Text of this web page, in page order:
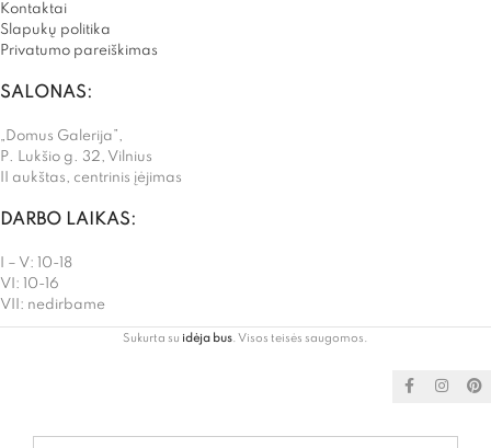
Kontaktai
Slapukų politika
Privatumo pareiškimas
SALONAS:
„Domus Galerija”,
P. Lukšio g. 32, Vilnius
II aukštas, centrinis įėjimas
DARBO LAIKAS:
I – V: 10-18
VI: 10-16
VII: nedirbame
Sukurta su idėja bus . Visos teisės saugomos.